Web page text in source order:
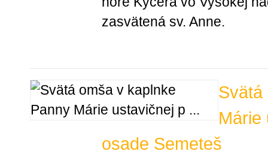
zasvätená sv. Anne.
Svätá
Márie
osade Semeteš